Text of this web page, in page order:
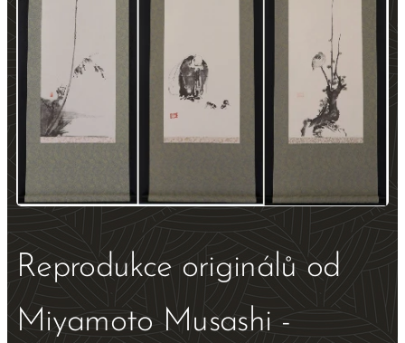
Reprodukce originálů od
Miyamoto Musashi -